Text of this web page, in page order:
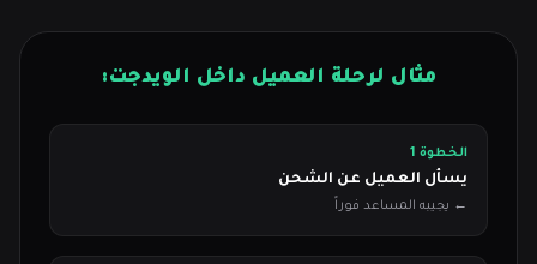
مثال لرحلة العميل داخل الويدجت:
الخطوة 1
يسأل العميل عن الشحن
← يجيبه المساعد فوراً